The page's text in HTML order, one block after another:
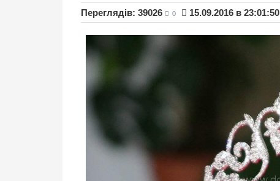
Переглядів: 39026 0 15.09.2016 в 23:01:50